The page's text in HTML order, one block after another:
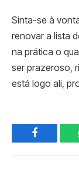
Sinta-se à
renovar a lista
na prática o
ser prazeroso,
está logo ali,
Facebook